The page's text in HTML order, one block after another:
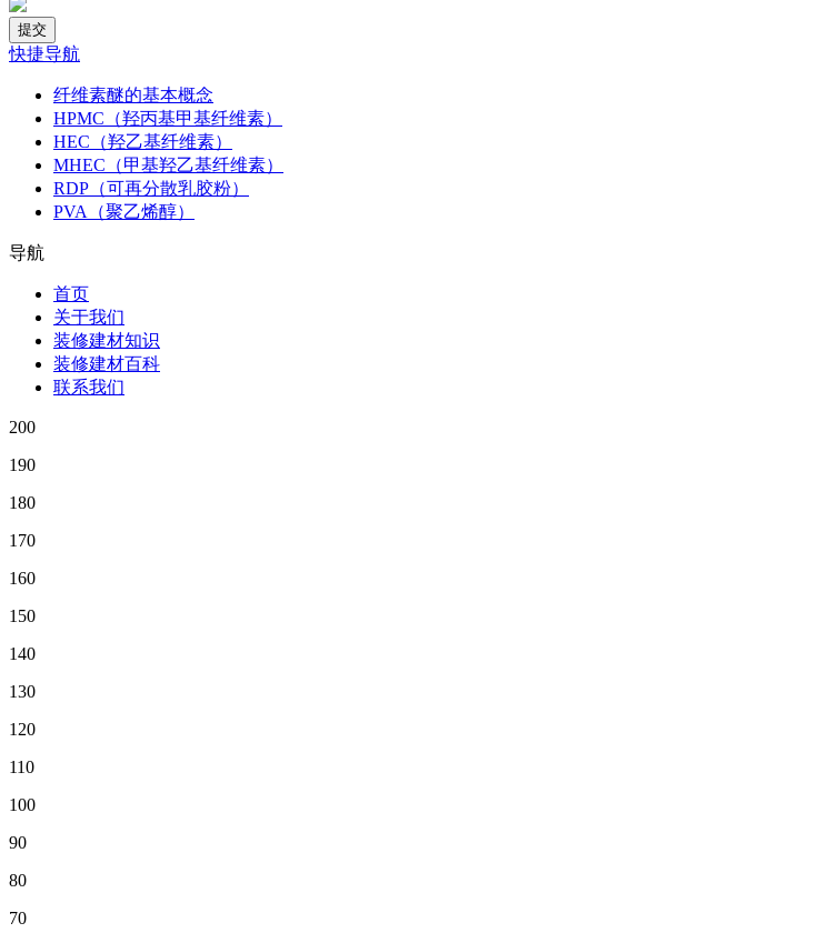
快捷导航
纤维素醚的基本概念
HPMC（羟丙基甲基纤维素）
HEC（羟乙基纤维素）
MHEC（甲基羟乙基纤维素）
RDP（可再分散乳胶粉）
PVA（聚乙烯醇）
导航
首页
关于我们
装修建材知识
装修建材百科
联系我们
200
190
180
170
160
150
140
130
120
110
100
90
80
70